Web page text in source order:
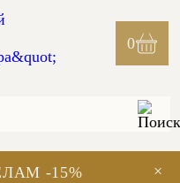
0
×
-15%